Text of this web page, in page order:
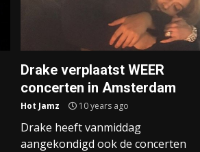
Drake verplaatst WEER
concerten in Amsterdam
Hot Jamz 10 years ago
Drake heeft vanmiddag
aangekondigd ook de concerten